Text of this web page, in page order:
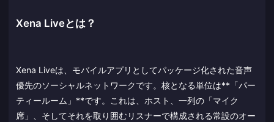
Xena Liveとは？
Xena Liveは、モバイルアプリとしてパッケージ化された音声
優先のソーシャルネットワークです。核となる単位は**「パー
ティールーム」**です。これは、ホスト、一列の「マイク
席」、そしてそれを取り囲むリスナーで構成される常設のオー